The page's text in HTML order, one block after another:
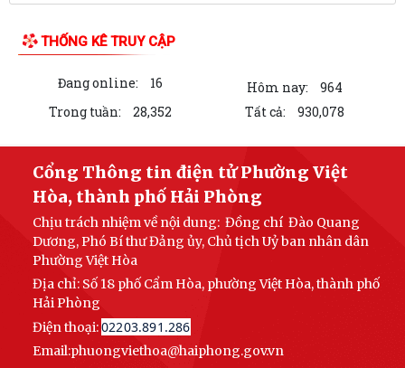
gia đình liệt sĩ tiêu biểu trên...
Trường Tiểu học Lai Cách tổ chức đến thăm hỏi, động viên các gia đình
Bí thư Đảng ủy , Chủ tịch HĐND phường Việt Hòa tiếp xúc đối thoại với
nhân dân Tổ dân phố Cao Xá,...
Lễ dâng hương tưởng niệm các Anh hùng Liệt sĩ nhân kỷ niệm 79 năm
ngày Thương binh Liệt sĩ...
Đánh giá tiến độ triển khai công tác khám sức khỏe định kỳ, khám
sàng lọc miễn phí cho người dân...
Kế hoạch thực hiện tiết kiệm điện và phát triển điện mặt trời mái nhà
trên địa bàn phường Việt Hòa
Hoạt động ý nghĩa hướng về Ngày Thương binh, Liệt sỹ 27/7
LIÊN KẾT WEB SITE
THỐNG KÊ TRUY CẬP
Đang online: 16 Hôm nay: